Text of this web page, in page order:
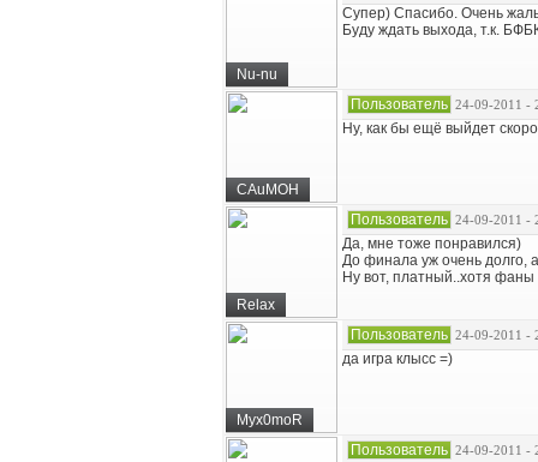
Nu-nu
Супер) Спасибо. Очень
Буду ждать выхода, т.к.
CAuMOH
Пользователь 24-09-2011 -
Ну, как бы ещё выйдет
Relax
Пользователь 24-09-2011 -
Да, мне тоже понравился)
До финала уж очень долго,
Ну вот, платный..хотя
Myx0moR
Пользователь 24-09-2011 -
да игра клысс =)
Пользователь 24-09-2011 -